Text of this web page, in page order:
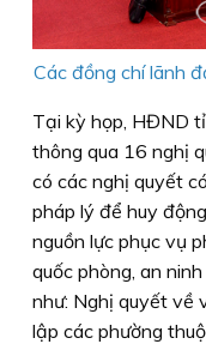
Các đồng chí lãnh
Tại kỳ họp, HĐND
thông qua 16 nghị
có các nghị quyết
pháp lý để huy
nguồn lực phục vụ
quốc phòng, an
như: Nghị quyết về
lập các phường